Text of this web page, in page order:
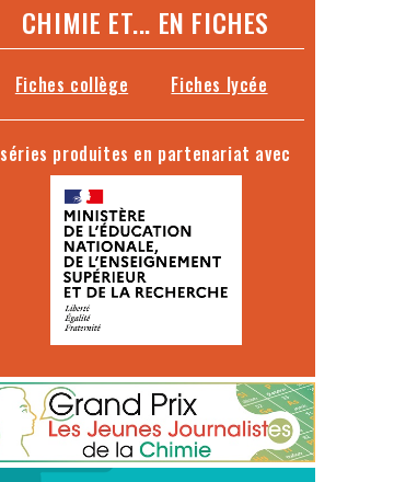
CHIMIE ET... EN FICHES
Fiches collège Fiches lycée
séries produites en partenariat avec